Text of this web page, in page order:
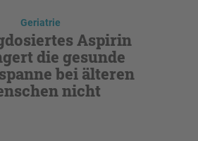
Geriatrie
Aspirin
die gesunde
bei älteren
nicht